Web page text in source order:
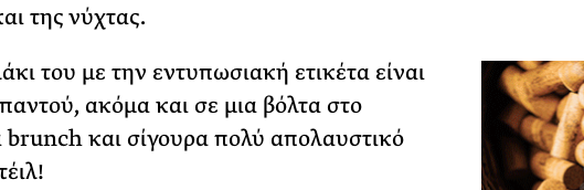
της νύχτας.
του με την εντυπωσιακή ετικέτα είναι
ακόμα και σε μια βόλτα στο
brunch και σίγουρα πολύ απολαυστικό